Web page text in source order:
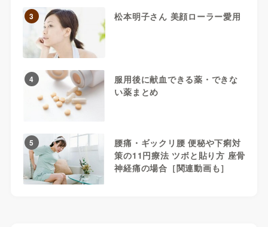
3 松本明子さん 美顔ローラー愛用
4
服用後に献血できる薬・できな
い薬まとめ
5
腰痛・ギックリ腰 便秘や下痢対
策の11円療法 ツボと貼り方 座骨
神経痛の場合［関連動画も］